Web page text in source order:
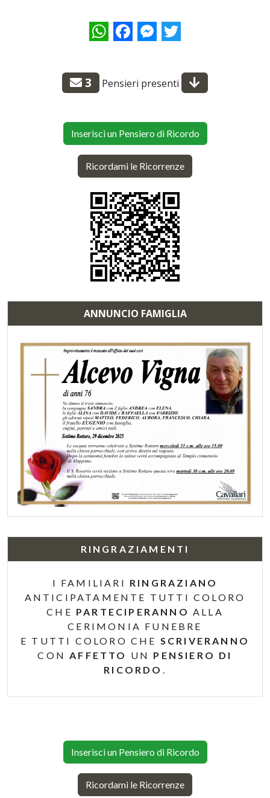
WhatsAppFacebookMessenger
Twitter
3 Pensieri presenti
Inserisci un Pensiero di Ricordo
Ricordami le Ricorrenze
ANNUNCIO FAMIGLIA
RINGRAZIAMENTI
I FAMILIARI RINGRAZIANO
ANTICIPATAMENTE TUTTI COLORO
CHE PARTECIPERANNO ALLA
CERIMONIA FUNEBRE
E TUTTI COLORO CHE SCRIVERANNO
CONAFFETTO UN PENSIERO DI
RICORDO .
Inserisci un Pensiero di Ricordo
Ricordami le Ricorrenze